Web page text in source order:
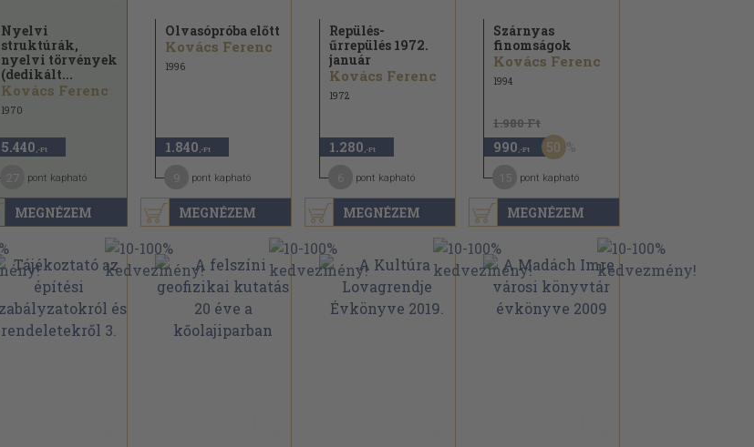
MEGNÉZEM
Nyelvi
struktúrák,
nyelvi törvények
(dedikált...
Kovács Ferenc
1970
5.440 ,-Ft
pont kapható
MEGNÉZEM
Olvasópróba előtt
Kovács Ferenc
1996
1.840 ,-Ft
pont kapható
MEGNÉZEM
Repülés-
űrrepülés 1972.
január
Kovács Ferenc
1972
1.280 ,-Ft
pont kapható
MEGNÉZEM
Szárnyas
finomságok
Kovács Ferenc
1994
1.980 Ft
990 ,-Ft 50
pont kapható